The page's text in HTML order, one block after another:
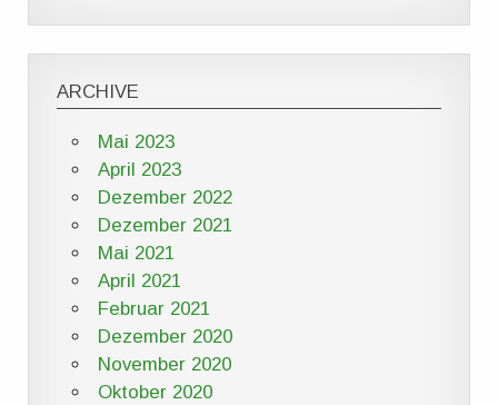
ARCHIVE
Mai 2023
April 2023
Dezember 2022
Dezember 2021
Mai 2021
April 2021
Februar 2021
Dezember 2020
November 2020
Oktober 2020